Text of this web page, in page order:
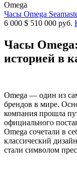
Omega
Часы Omega
6 000 $ 510 000 руб.
Часы
историей в
Omega — один из
брендов в мире.
компания прошла
официального
Omega сочетали в
классический
стали символом